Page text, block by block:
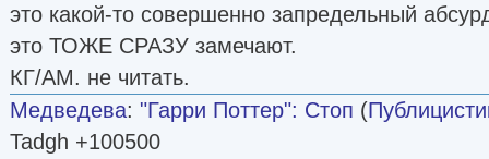
это какой-то совершенно запредельный
это ТОЖЕ СРАЗУ замечают.
КГ/АМ. не читать.
Медведева: "Гарри Поттер": Стоп (
Tadgh +100500